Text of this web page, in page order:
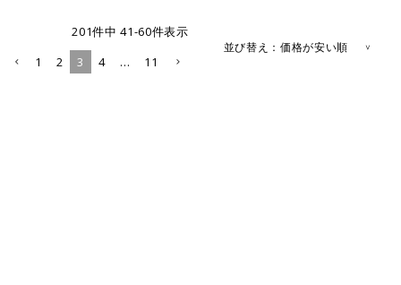
並び替え 価格が安い順
201件中 41-60件表示
1
2 3 4 … 11